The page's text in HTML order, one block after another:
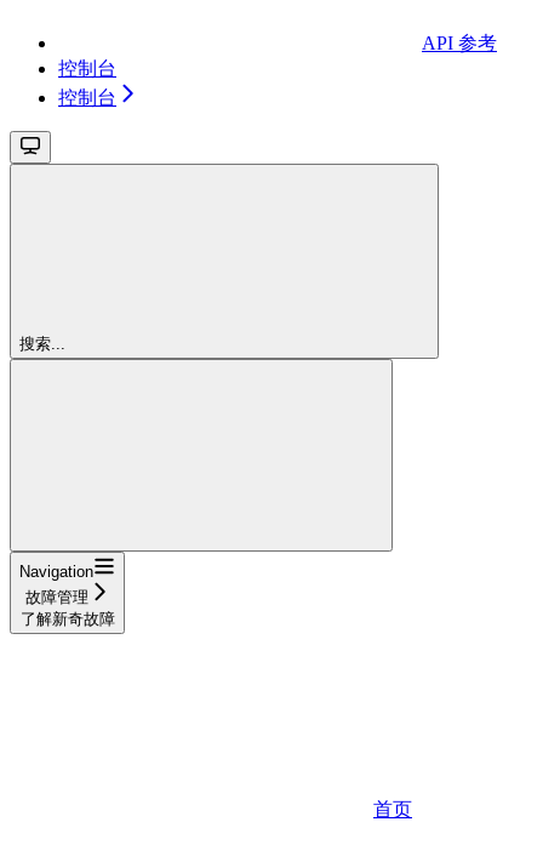
API 参考
控制台
控制台
搜索...
Navigation
故障管理
了解新奇故障
首页